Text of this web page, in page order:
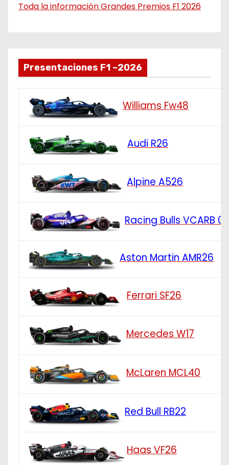
Toda la información Grandes Premios F1 2026
Presentaciones F1 ~2026
Williams Fw48
Audi R26
Alpine A526
Racing Bulls VCARB 03
Aston Martin AMR26
Ferrari SF26
Mercedes W17
McLaren MCL40
Red Bull RB22
Haas VF26